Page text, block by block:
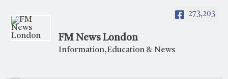
273,203
FM News London
Information,Education & News